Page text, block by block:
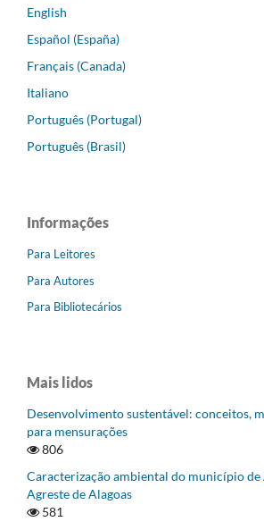
English
Español (España)
Français (Canada)
Italiano
Português (Portugal)
Português (Brasil)
Informações
Para Leitores
Para Autores
Para Bibliotecários
Mais lidos
Desenvolvimento sustentável: conceitos,
para mensurações
806
Caracterização ambiental do município de
Agreste de Alagoas
581